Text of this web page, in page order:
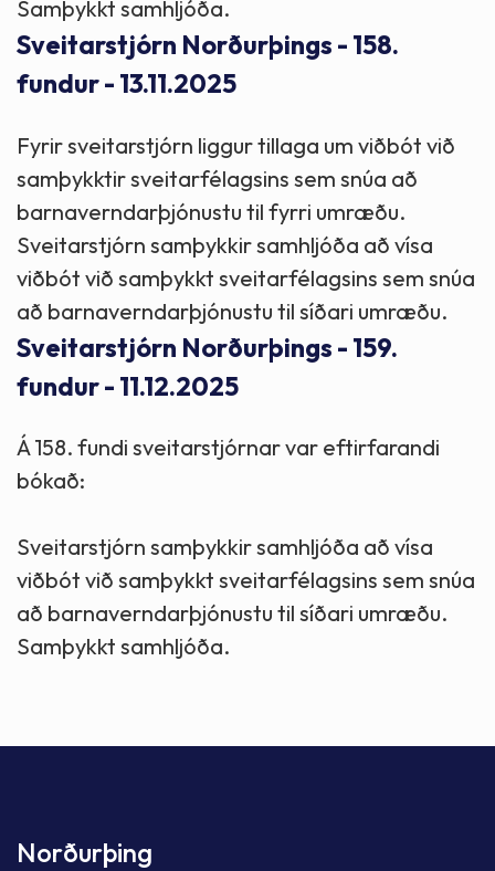
Samþykkt samhljóða.
Sveitarstjórn Norðurþings - 158.
fundur - 13.11.2025
Fyrir sveitarstjórn liggur tillaga um viðbót við
samþykktir sveitarfélagsins sem snúa að
barnaverndarþjónustu til fyrri umræðu.
Sveitarstjórn samþykkir samhljóða að vísa
viðbót við samþykkt sveitarfélagsins sem snúa
að barnaverndarþjónustu til síðari umræðu.
Sveitarstjórn Norðurþings - 159.
fundur - 11.12.2025
Á 158. fundi sveitarstjórnar var eftirfarandi
bókað:
Sveitarstjórn samþykkir samhljóða að vísa
viðbót við samþykkt sveitarfélagsins sem snúa
að barnaverndarþjónustu til síðari umræðu.
Samþykkt samhljóða.
Norðurþing